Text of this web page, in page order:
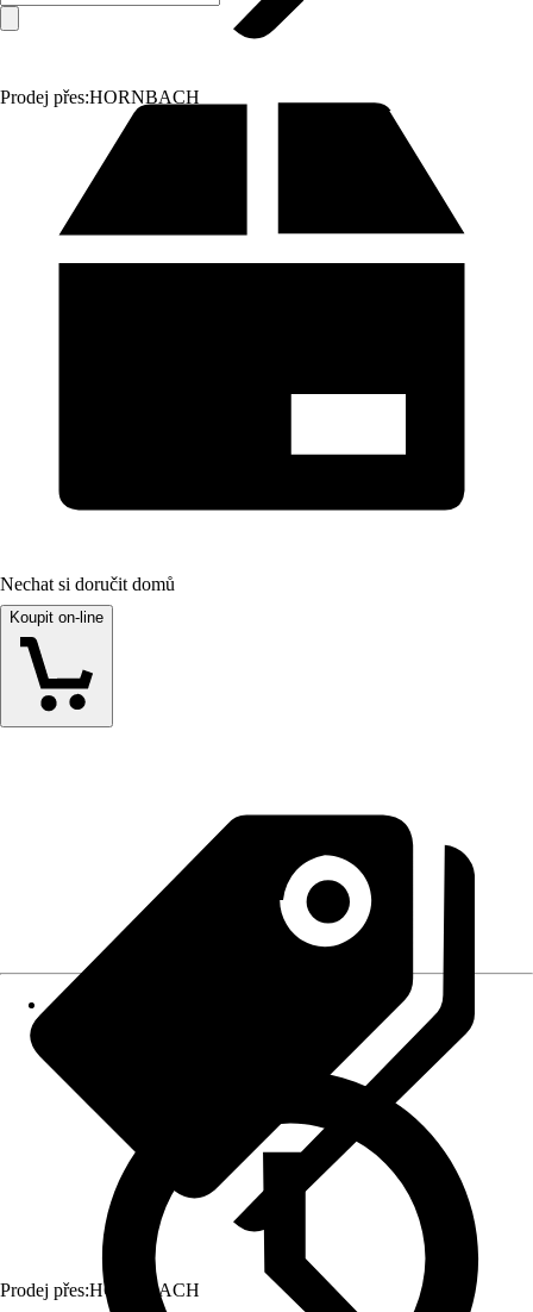
Prodej přes:HORNBACH
Nechat si doručit domů
Koupit on-line
Prodej přes:HORNBACH